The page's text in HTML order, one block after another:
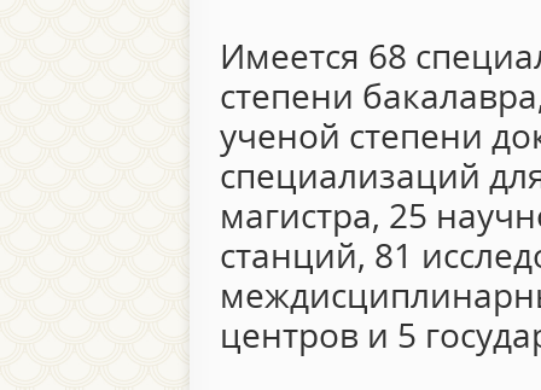
Имеется 68
степени
ученой степени
специализаций
магистра, 25
станций, 81
центров и 5